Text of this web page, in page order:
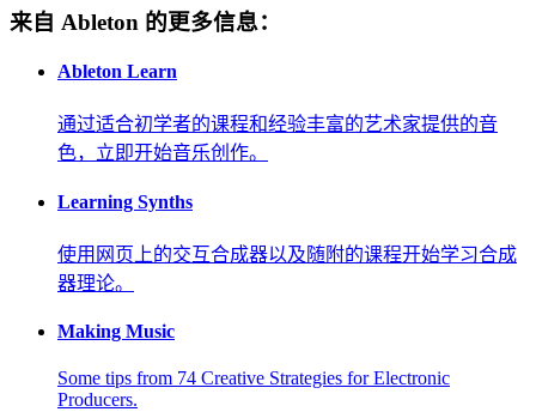
来自 Ableton 的更多信息：
Ableton Learn
通过适合初学者的课程和经验丰富的艺术家提供的音
色，立即开始音乐创作。
Learning Synths
使用网页上的交互合成器以及随附的课程开始学习合成
器理论。
Making Music
Some tips from 74 Creative Strategies for Electronic
Producers.